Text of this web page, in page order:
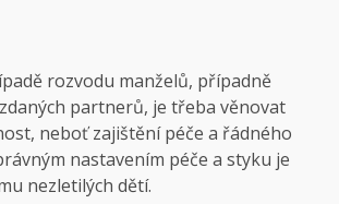
rozvodu manželů, případně
partnerů, je třeba věnovat
neboť zajištění péče a řádného
nastavením péče a styku je
nezletilých dětí.